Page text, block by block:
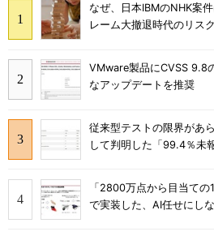
なぜ、日本IBMのNHK案
レーム大撤退時代のリス
VMware製品にCVSS
なアップデートを推奨
従来型テストの限界があ
して判明した「99.4％未
「2800万点から目当て
で実装した、AI任せにし